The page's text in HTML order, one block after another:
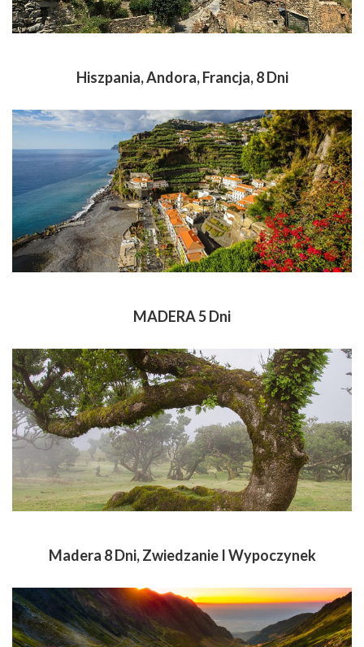
Hiszpania, Andora, Francja, 8 Dni
MADERA 5 Dni
Madera 8 Dni, Zwiedzanie I Wypoczynek